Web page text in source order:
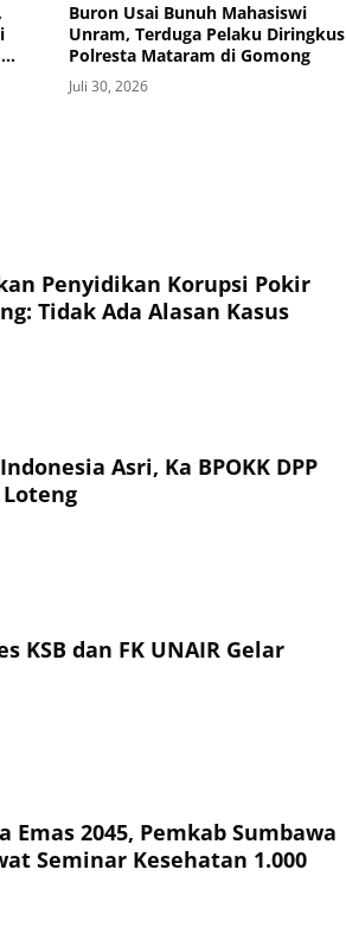
Buron Usai Bunuh Mahasiswi
Unram, Terduga Pelaku Diringkus
Polresta Mataram di Gomong
Juli 30, 2026
Penyidikan Korupsi Pokir
Tidak Ada Alasan Kasus
Asri, Ka BPOKK DPP
KSB dan FK UNAIR Gelar
2045, Pemkab Sumbawa
Seminar Kesehatan 1.000